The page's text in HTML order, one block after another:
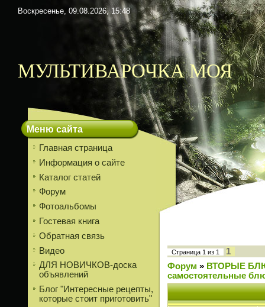
Воскресенье, 09.08.2026, 15:48
МУЛЬТИВАРОЧКА МОЯ
Меню сайта
Главная страница
Информация о сайте
Каталог статей
Форум
Фотоальбомы
Гостевая книга
Обратная связь
Видео
ДЛЯ НОВИЧКОВ-доска
объявлений
Блог "Интересные рецепты,
которые стоит приготовить"
Страница 1 из 1
1
Форум » ВТОРЫЕ
самостоятельные